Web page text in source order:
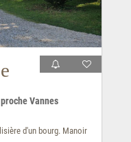
Vannes
d'un bourg. Manoir